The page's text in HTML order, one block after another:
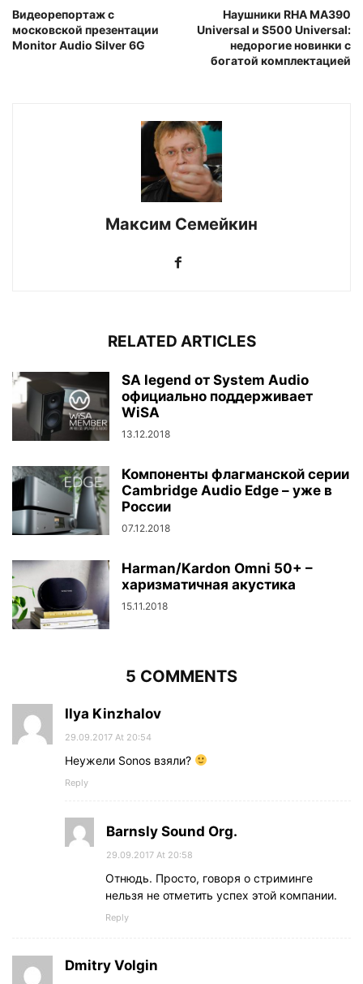
Видеорепортаж с
московской презентации
Monitor Audio Silver 6G
Наушники RHA MA390
Universal и S500 Universal:
недорогие новинки с
богатой комплектацией
Максим Семейкин
RELATED ARTICLES
SA legend от System Audio
официально поддерживает
WiSA
13.12.2018
Компоненты флагманской серии
Cambridge Audio Edge – уже в
России
07.12.2018
Harman/Kardon Omni 50+ –
харизматичная акустика
15.11.2018
5 COMMENTS
Ilya Kinzhalov
29.09.2017 At 20:54
Неужели Sonos взяли?
Reply
Barnsly Sound Org.
29.09.2017 At 20:58
Отнюдь. Просто, говоря о стриминге
нельзя не отметить успех этой компании.
Reply
Dmitry Volgin